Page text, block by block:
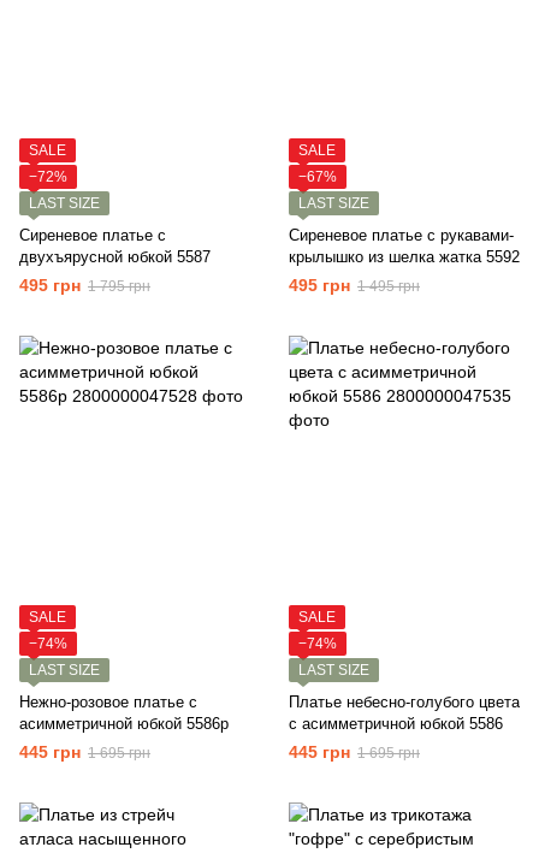
SALE
−72%
LAST SIZE
Сиреневое платье с
двухъярусной юбкой 5587
495 грн 1 795 грн
SALE
−67%
LAST SIZE
Сиреневое платье с рукавами-
крылышко из шелка жатка 5592
495 грн 1 495 грн
SALE
−74%
LAST SIZE
Нежно-розовое платье с
асимметричной юбкой 5586p
445 грн 1 695 грн
SALE
−74%
LAST SIZE
Платье небесно-голубого цвета
с асимметричной юбкой 5586
445 грн 1 695 грн